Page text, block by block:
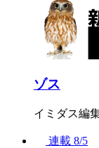
ゾス
イミダス編
連載 8/5